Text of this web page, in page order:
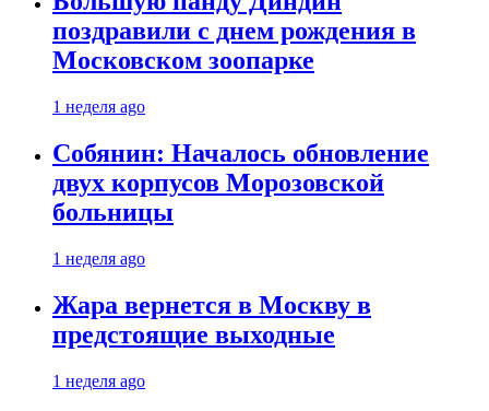
поздравили с днем рождения в
Московском зоопарке
1 неделя ago
Собянин: Началось обновление
двух корпусов Морозовской
больницы
1 неделя ago
Жара вернется в Москву в
предстоящие выходные
1 неделя ago